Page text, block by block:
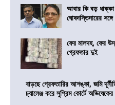
আবার কি বড় ধাক্কা
ঘোষদস্তিদারের
ফের মালদহ, ফের
গ্রেফতার দুই
বাড়ছে গ্রেফতারির আশঙ্কা, জমি
চ্যালেঞ্জ করে সুপ্রিম কোর্টে